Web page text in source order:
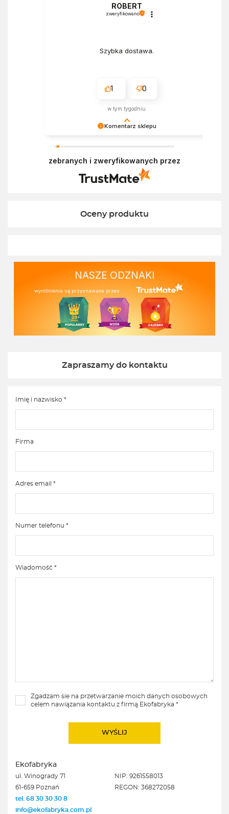
Komentarz sklepu
wszystkich osób zaopatrujących się w
Ekofabryce. Mamy nadzieję, że do nas wrócisz :)
Pozdrawiamy
ROBERT
zweryfikowano
Szybka dostawa.
1 0
w tym tygodniu
zebranych i zweryfikowanych przez
Oceny produktu
NASZE ODZNAKI
wyróżnienia są przyznawane przez
Zapraszamy do kontaktu
Imię i nazwisko *
Firma
Adres email *
Numer telefonu *
Wiadomość *
Zgadzam sie na przetwarzanie moich danych osobowych
celem nawiązania kontaktu z firmą Ekofabryka *
Ekofabryka
ul. Winogrady 71
61-659 Poznań
tel. 68 30 30 30 8
info@ekofabryka.com.pl
NIP: 9261558013
REGON: 368272058